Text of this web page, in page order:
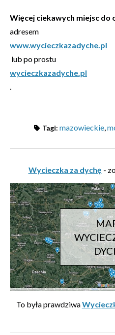
Więcej ciekawych miejsc do
adresem
www.wycieczkazadyche.pl
lub po prostu
wycieczkazadyche.pl
.
Tagi: mazowieckie,
Wycieczka za dychę -
To była prawdziwa